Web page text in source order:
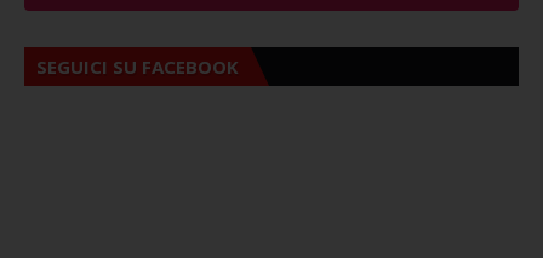
SEGUICI SU FACEBOOK